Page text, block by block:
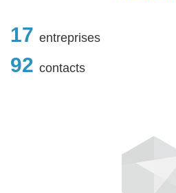
17 entreprises
92 contacts